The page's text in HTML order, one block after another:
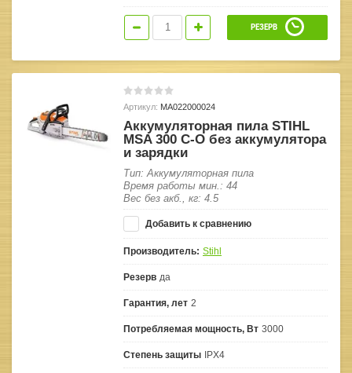
РЕЗЕРВ
Артикул: MA022000024
Аккумуляторная пила STIHL
MSA 300 C-O без аккумулятора
и зарядки
Тип: Аккумуляторная пила
Время работы мин.: 44
Вес без акб., кг: 4.5
Добавить к сравнению
Производитель: Stihl
Резерв да
Гарантия, лет 2
Потребляемая мощность, Вт 3000
Степень защиты IPX4